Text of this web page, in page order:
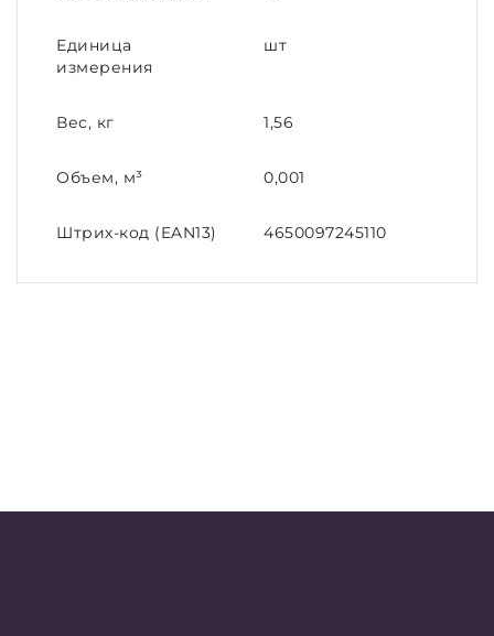
Единица
измерения
шт
Вес, кг 1,56
Объем, м³ 0,001
Штрих-код (EAN13) 4650097245110